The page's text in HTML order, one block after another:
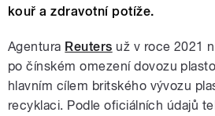
kouř a zdravotní potíže.
Agentura Reuters už v roce 2021
po čínském omezení dovozu
hlavním cílem britského vývozu
recyklaci. Podle oficiálních údajů